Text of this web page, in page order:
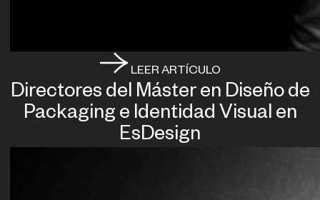
LEER ARTÍCULO
Directores del Máster en Diseño de
Packaging e Identidad Visual en
EsDesign